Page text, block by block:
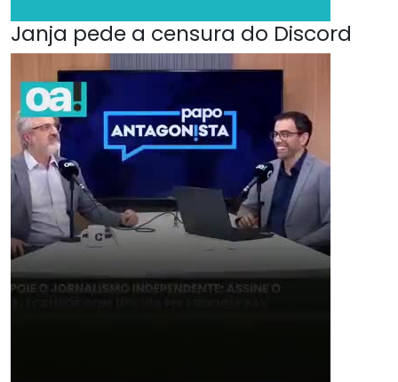
Janja pede a censura do Discord